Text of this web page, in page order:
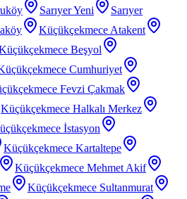
Sarıyer Yeni
Sarıyer
Küçükçekmece Atakent
Beşyol
Cumhuriyet
Fevzi Çakmak
Küçükçekmece Halkalı Merkez
İstasyon
Küçükçekmece Kartaltepe
Küçükçekmece Mehmet Akif
Küçükçekmece Sultanmurat